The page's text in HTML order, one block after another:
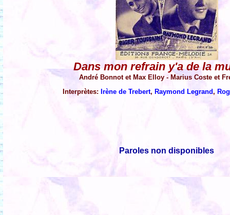
Dans mon refrain y'a de la
André Bonnot et Max Elloy - Marius Coste et
Interprètes: Irène de Trebert, Raymond Legrand,
Paroles non disponibles